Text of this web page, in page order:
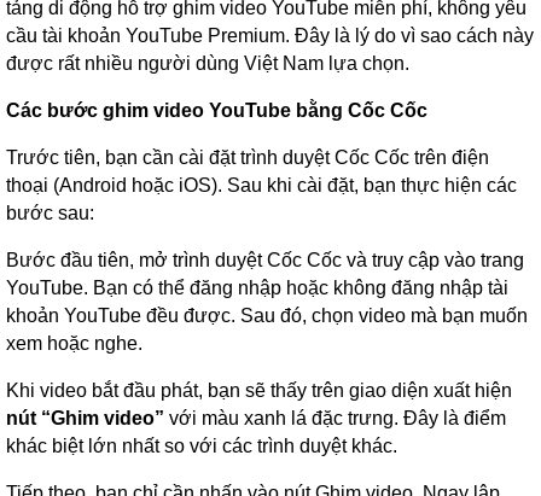
tảng di động hỗ trợ ghim video YouTube miễn phí, không yêu
cầu tài khoản YouTube Premium. Đây là lý do vì sao cách này
được rất nhiều người dùng Việt Nam lựa chọn.
Các bước ghim video YouTube bằng Cốc Cốc
Trước tiên, bạn cần cài đặt trình duyệt Cốc Cốc trên điện
thoại (Android hoặc iOS). Sau khi cài đặt, bạn thực hiện các
bước sau:
Bước đầu tiên, mở trình duyệt Cốc Cốc và truy cập vào trang
YouTube. Bạn có thể đăng nhập hoặc không đăng nhập tài
khoản YouTube đều được. Sau đó, chọn video mà bạn muốn
xem hoặc nghe.
Khi video bắt đầu phát, bạn sẽ thấy trên giao diện xuất hiện
nút “Ghim video” với màu xanh lá đặc trưng. Đây là điểm
khác biệt lớn nhất so với các trình duyệt khác.